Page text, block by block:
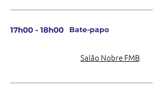
17h00 - 18h00 Bate-papo
Salão Nobre FMB